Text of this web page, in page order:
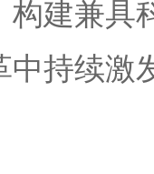
构建兼具
中持续激